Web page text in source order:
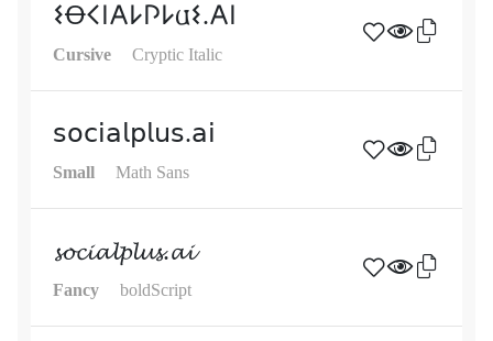
𐌔Ꝋ𐌂𐌉𐌀𐌋𐌐𐌋𐌵𐌔.𐌀𐌉
Cursive Cryptic Italic
𝗌𝗈𝖼𝗂𝖺𝗅𝗉𝗅𝗎𝗌.𝖺𝗂
Small Math Sans
𝓼𝓸𝓬𝓲𝓪𝓵𝓹𝓵𝓾𝓼.𝓪𝓲
Fancy boldScript